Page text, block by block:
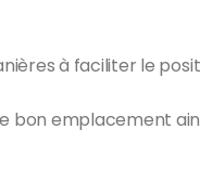
à faciliter le
bon emplacement